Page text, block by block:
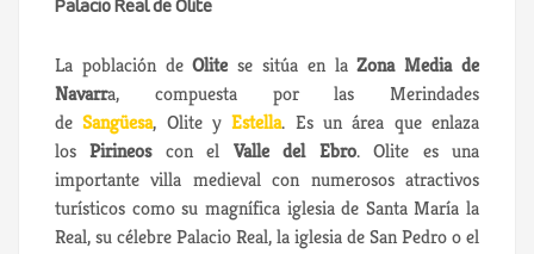
Palacio Real de Olite
La población deOlite se sitúa en laZona Media de
Navarra, compuesta por las Merindades
deSangüesa, Olite yEstella. Es un área que enlaza
losPirineoscon el Valle del Ebro. Olite es una
importante villa medieval con numerosos atractivos
turísticos como su magnífica iglesia de Santa María la
Real, su célebre Palacio Real, la iglesia de San Pedro o el